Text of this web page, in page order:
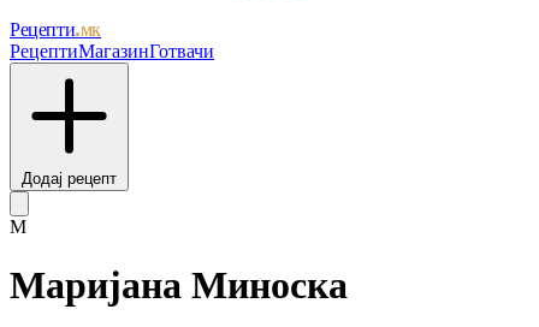
Рецепти.мк
РецептиМагазинГотвачи
Додај рецепт
М
Маријана Миноска